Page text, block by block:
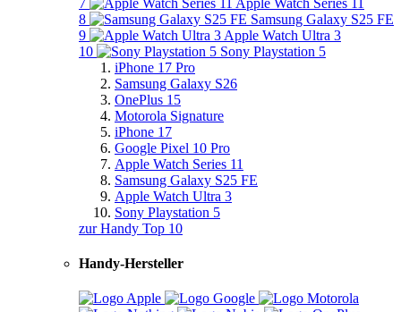
8
Samsung Galaxy S25 FE
9
Apple Watch Ultra 3
10
Sony Playstation 5
iPhone 17 Pro
Samsung Galaxy S26
OnePlus 15
Motorola Signature
iPhone 17
Google Pixel 10 Pro
Apple Watch Series 11
Samsung Galaxy S25 FE
Apple Watch Ultra 3
Sony Playstation 5
zur Handy Top 10
Handy-Hersteller